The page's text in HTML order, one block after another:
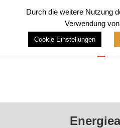
Durch die weitere Nutzung
Verwendung
Cookie Einstellungen